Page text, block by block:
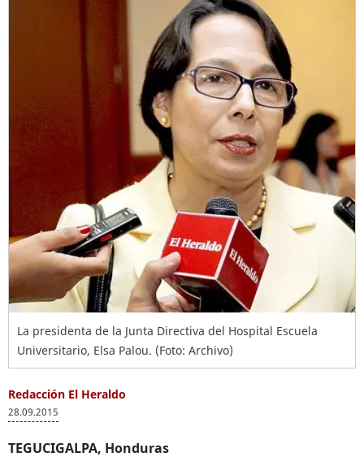
La presidenta de la Junta Directiva del Hospital Escuela
Universitario, Elsa Palou. (Foto: Archivo)
Redacción El Heraldo
28.09.2015
TEGUCIGALPA, Honduras